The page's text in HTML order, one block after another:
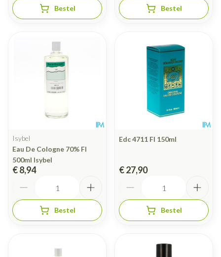
Bestel Bestel
Isybel
Eau De Cologne 70% Fl
500ml Isybel
€ 8,94
Bestel
Edc 4711 Fl 150ml
€ 27,90
Bestel